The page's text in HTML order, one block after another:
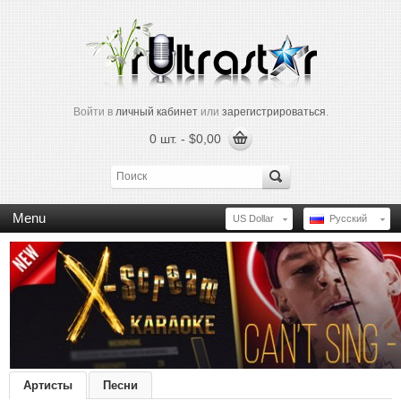
Войти в личный кабинетили зарегистрироваться.
0 шт. - $0,00
Русский
US Dollar
Menu
Артисты Песни